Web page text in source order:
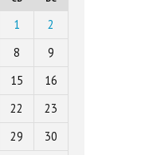
1
2
8
9
15
16
22
23
29
30